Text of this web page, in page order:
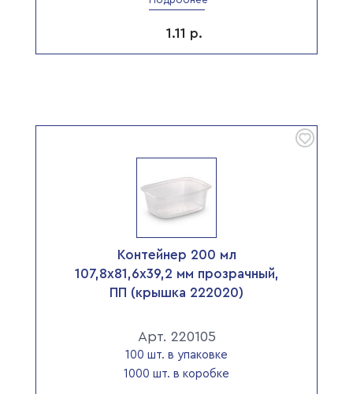
1.11 р.
Контейнер 200 мл
107,8х81,6х39,2 мм прозрачный,
ПП (крышка 222020)
Арт. 220105
100 шт. в упаковке
1000 шт. в коробке